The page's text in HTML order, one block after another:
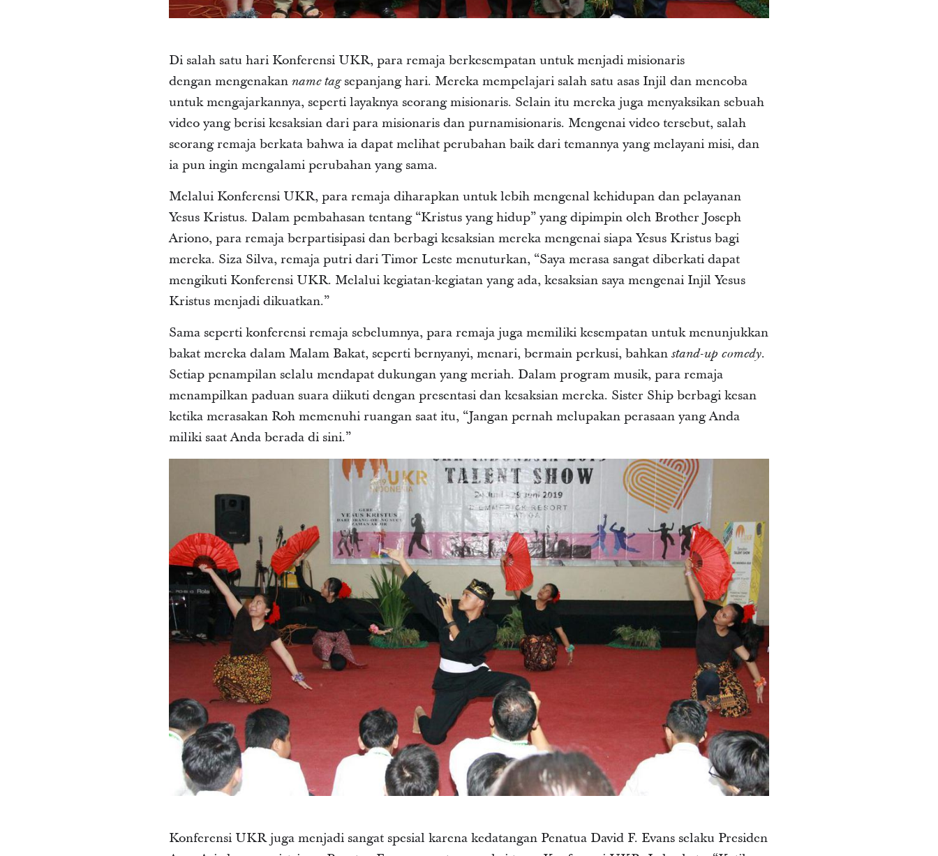
Di salah satu hari Konferensi UKR, para remaja berkesempatan untuk menjadi misionaris
dengan mengenakan name tagsepanjang hari. Mereka mempelajari salah satu asas Injil dan mencoba
untuk mengajarkannya, seperti layaknya seorang misionaris. Selain itu mereka juga menyaksikan sebuah
video yang berisi kesaksian dari para misionaris dan purnamisionaris. Mengenai video tersebut, salah
seorang remaja berkata bahwa ia dapat melihat perubahan baik dari temannya yang melayani misi, dan
ia pun ingin mengalami perubahan yang sama.
Melalui Konferensi UKR, para remaja diharapkan untuk lebih mengenal kehidupan dan pelayanan
Yesus Kristus. Dalam pembahasan tentang “Kristus yang hidup” yang dipimpin oleh Brother Joseph
Ariono, para remaja berpartisipasi dan berbagi kesaksian mereka mengenai siapa Yesus Kristus bagi
mereka. Siza Silva, remaja putri dari Timor Leste menuturkan, “Saya merasa sangat diberkati dapat
mengikuti Konferensi UKR. Melalui kegiatan-kegiatan yang ada, kesaksian saya mengenai Injil Yesus
Kristus menjadi dikuatkan.”
Sama seperti konferensi remaja sebelumnya, para remaja juga memiliki kesempatan untuk menunjukkan
bakat mereka dalam Malam Bakat, seperti bernyanyi, menari, bermain perkusi, bahkan stand-up comedy.
Setiap penampilan selalu mendapat dukungan yang meriah. Dalam program musik, para remaja
menampilkan paduan suara diikuti dengan presentasi dan kesaksian mereka. Sister Ship berbagi kesan
ketika merasakan Roh memenuhi ruangan saat itu, “Jangan pernah melupakan perasaan yang Anda
miliki saat Anda berada di sini.”
Konferensi UKR juga menjadi sangat spesial karena kedatangan Penatua David F. Evans selaku Presiden